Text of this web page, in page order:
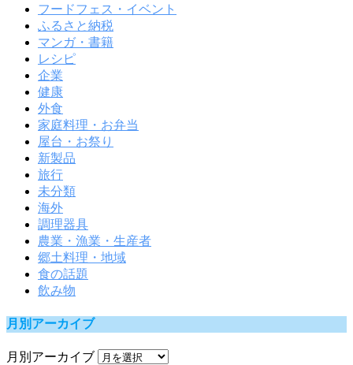
フードフェス・イベント
ふるさと納税
マンガ・書籍
レシピ
企業
健康
外食
家庭料理・お弁当
屋台・お祭り
新製品
旅行
未分類
海外
調理器具
農業・漁業・生産者
郷土料理・地域
食の話題
飲み物
月別アーカイブ
月別アーカイブ